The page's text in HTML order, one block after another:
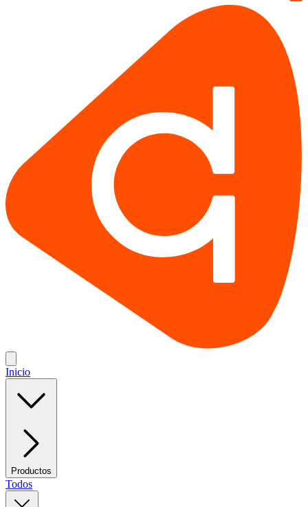
Inicio
Productos
Todos